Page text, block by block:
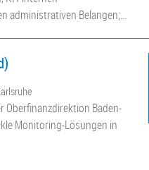
administrativen Belangen;...
Oberfinanzdirektion Baden-
Monitoring-Lösungen in